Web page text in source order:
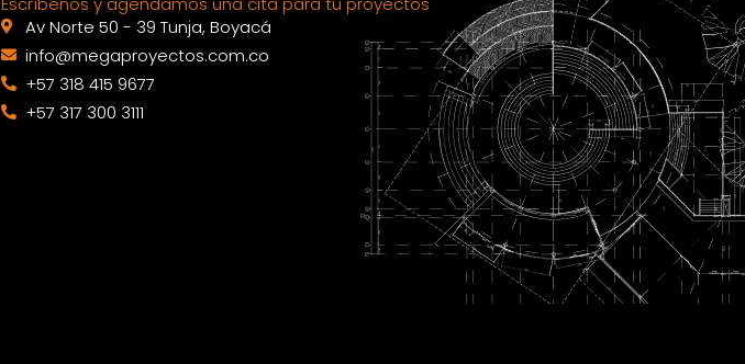
Av Norte 50 - 39 Tunja, Boyacá
info@megaproyectos.com.co
+57 318 415 9677
+57 317 300 3111